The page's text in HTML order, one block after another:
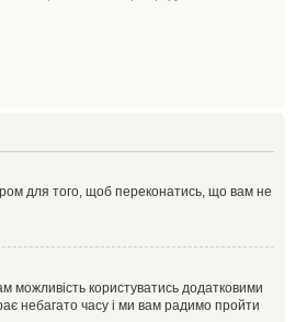
для того, щоб переконатись, що вам не
можливість користуватись додатковими
небагато часу і ми вам радимо пройти